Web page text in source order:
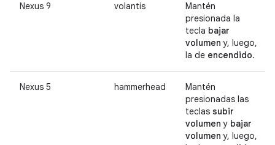
Nexus 9 volantis
Mantén
presionada la
tecla bajar
volumen y, luego,
la de encendido.
Nexus 5 hammerhead
Mantén
presionadas las
teclas subir
volumen y bajar
volumen y, luego,